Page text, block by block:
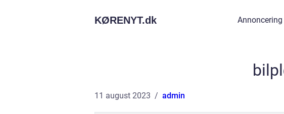
KØRENYT.dk Annoncering
11 august 2023 admin